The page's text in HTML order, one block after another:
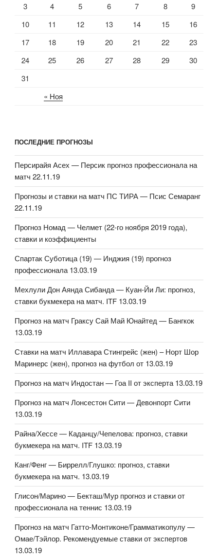
« Ноя
3
4 5 6 7 8
9
10
11 12 13 14 15
16
17
18 19 20 21 22
23
24
25 26 27 28 29
30
31
ПОСЛЕДНИЕ ПРОГНОЗЫ
Персирайя Асех — Персик прогноз профессионала на
матч 22.11.19
Прогнозы и ставки на матч ПС ТИРА — Псис Семаранг
22.11.19
Прогноз Номад — Челмет (22-го ноября 2019 года),
ставки и коэффициенты
Спартак Суботица (19) — Инджия (19) прогноз
профессионала 13.03.19
Мехлули Дон Аянда Сибанда — Куан-Йи Ли: прогноз,
ставки букмекера на матч. ITF 13.03.19
Прогноз на матч Граксу Сай Май Юнайтед — Бангкок
13.03.19
Ставки на матч Иллавара Стингрейс (жен) – Норт Шор
Маринерс (жен), прогноз на футбол от 13.03.19
Прогноз на матч Индостан — Гоа II от эксперта 13.03.19
Прогноз на матч Лонсестон Сити — Девонпорт Сити
13.03.19
Райна/Хессе — Каданцу/Чепелова: прогноз, ставки
букмекера на матч. ITF 13.03.19
Канг/Фенг — Биррелл/Глушко: прогноз, ставки
букмекера на матч. 13.03.19
Глисон/Марино — Бекташ/Мур прогноз и ставки от
профессионала на теннис 13.03.19
Прогноз на матч Гатто-Монтиконе/Грамматикопулу —
Омае/Тэйлор. Рекомендуемые ставки от экспертов
13.03.19